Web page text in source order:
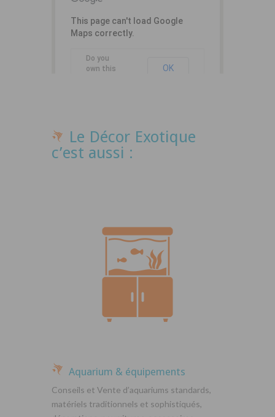
This page can't load Google
Maps correctly.
Do you
own this
OK
Le Décor Exotique
c’est aussi :
Aquarium & équipements
Conseils et Vente d’aquariums standards,
matériels traditionnels et sophistiqués,